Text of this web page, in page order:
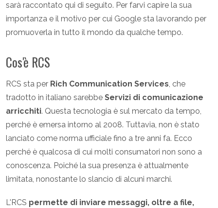
sarà raccontato qui di seguito. Per farvi capire la sua
importanza e il motivo per cui Google sta lavorando per
promuoverla in tutto il mondo da qualche tempo.
Cos'è RCS
RCS sta per Rich Communication Services, che
tradotto in italiano sarebbe Servizi di comunicazione
arricchiti. Questa tecnologia è sul mercato da tempo,
perché è emersa intorno al 2008. Tuttavia, non è stato
lanciato come norma ufficiale fino a tre anni fa. Ecco
perché è qualcosa di cui molti consumatori non sono a
conoscenza. Poiché la sua presenza è attualmente
limitata, nonostante lo slancio di alcuni marchi.
L'RCS permette di inviare messaggi, oltre a file,